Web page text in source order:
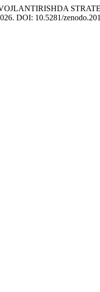
DOI: 10.5281/